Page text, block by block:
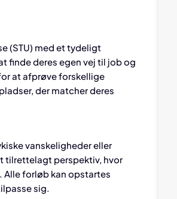
(STU) med et tydeligt
finde deres egen vej til job og
at afprøve forskellige
der matcher deres
vanskeligheder eller
tilrettelagt perspektiv, hvor
Alle forløb kan opstartes
sig.